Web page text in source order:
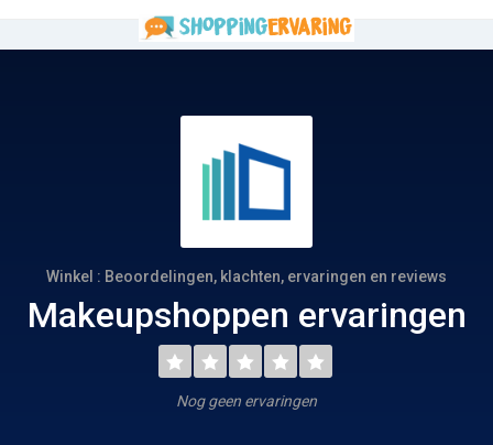
Winkel : Beoordelingen, klachten, ervaringen en reviews
Makeupshoppen ervaringen
Nog geen ervaringen